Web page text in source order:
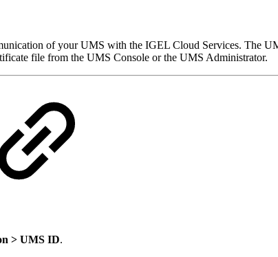
of your UMS with the IGEL Cloud Services. The
file from the UMS Console or the UMS Administrator.
> UMS ID.